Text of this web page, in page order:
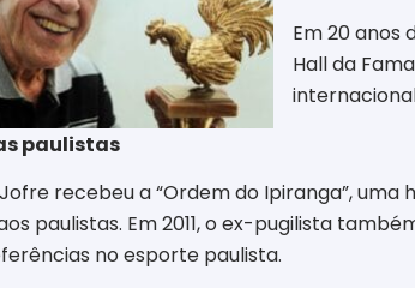
Em 20 anos
Hall da
paulistas
Jofre recebeu a “Ordem do Ipiranga”,
paulistas. Em 2011, o ex-pugilista
no esporte paulista.